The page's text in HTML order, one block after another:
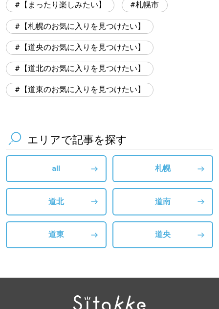
【まったり楽しみたい】 札幌市
【札幌のお気に入りを見つけたい】
【道央のお気に入りを見つけたい】
【道北のお気に入りを見つけたい】
【道東のお気に入りを見つけたい】
エリアで記事を探す
all 札幌
道北 道南
道東 道央